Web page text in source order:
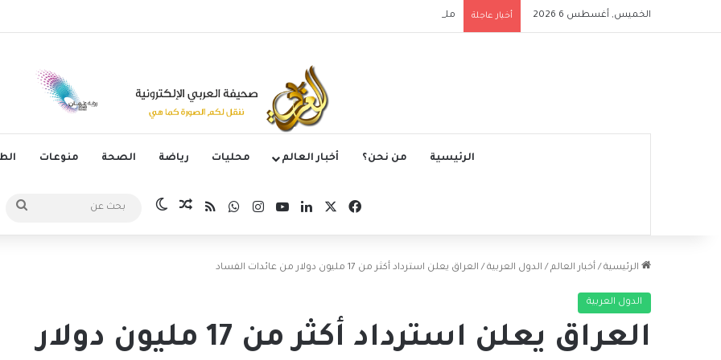
الخميس, أغسطس 6 2026 أخبار عاجلة ملعب الرياض إير ميتروبوليتانو يستضيف قمة إسبانيا وإنجلترا في دوري الأمم الأوروبية
الرئيسية من نحن؟ أخبار العالم محليات رياضة الصحة منوعات
فيسبوكلينكدإن‫YouTubeانستقرام
واتسابملخص الموقع RSS
مقال عشوائي
الوضع المظلم
عن
الرئيسية / أخبار العالم / الدول العربية / العراق يعلن استرداد أكثر من 17 مليون دولار من عائدات الفساد
الدول العربية
العراق يعلن استرداد أكثر من 17 مليون دولار